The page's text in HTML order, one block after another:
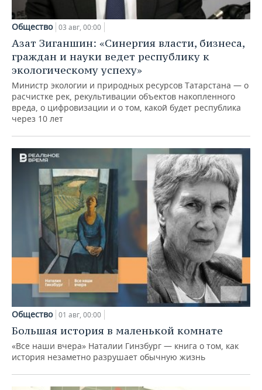
Общество 03 авг, 00:00
Азат Зиганшин: «Синергия власти, бизнеса,
граждан и науки ведет республику к
экологическому успеху»
Министр экологии и природных ресурсов Татарстана — о
расчистке рек, рекультивации объектов накопленного
вреда, о цифровизации и о том, какой будет республика
через 10 лет
Общество 01 авг, 00:00
Большая история в маленькой комнате
«Все наши вчера» Наталии Гинзбург — книга о том, как
история незаметно разрушает обычную жизнь